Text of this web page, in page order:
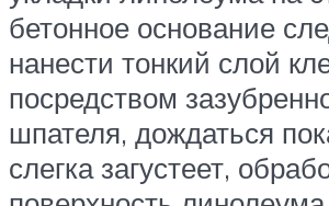
бетонное основание
нанести тонкий слой
посредством
шпателя, дождаться
слегка загустеет,